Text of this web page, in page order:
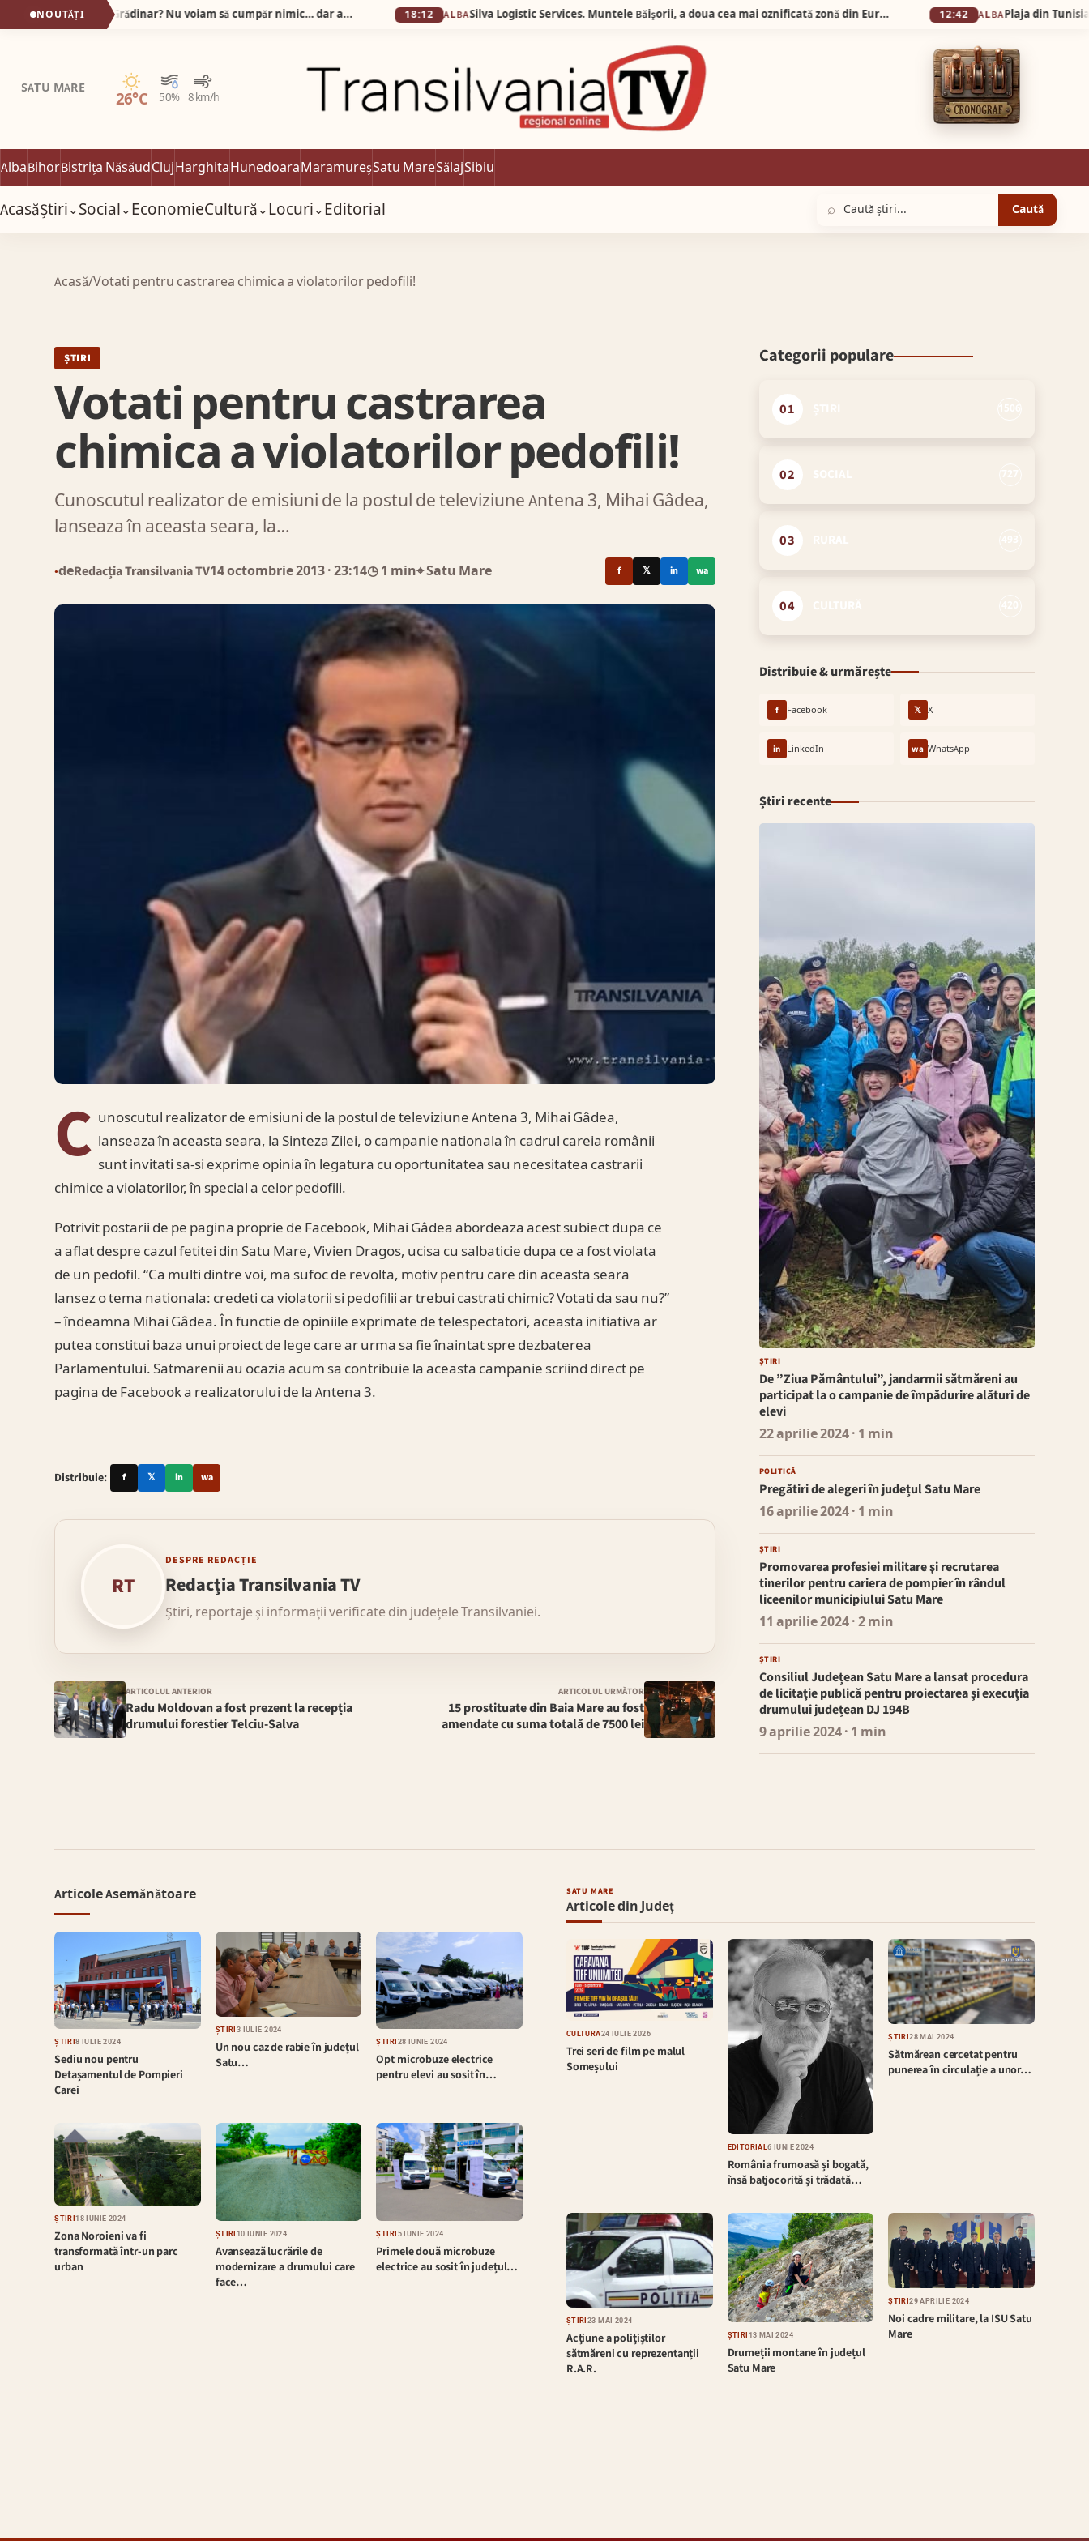
NOUTĂȚI De ce stau oamenii la rând la Tibi Grădinar? Nu voiam să cumpăr nimic… dar am plecat cu sacoșa plină! 18:12 ALBA Silva Logistic Services. Muntele Bǎişorii, a doua cea mai oznificatǎ zonǎ din Europa, un colț de rai unde sălbăticia Apusenilor întâlnește liniștea profundă a brazilor falnici. 12:42 ALBA
SATU MARE
26°C 50% 8 km/h
Senin
AlbaBihorBistrița NăsăudClujHarghitaHunedoaraMaramureșSatu MareSălajSibiu
AcasăȘtiri⌄Social⌄EconomieCultură⌄Locuri⌄Editorial ⌕ Caută
Acasă/Votati pentru castrarea chimica a violatorilor pedofili!
ȘTIRI
Votati pentru castrarea
chimica a violatorilor pedofili!
Cunoscutul realizator de emisiuni de la postul de televiziune Antena 3, Mihai Gâdea,
lanseaza în aceasta seara, la…
●deRedacția Transilvania TV14 octombrie 2013· 23:14◷ 1 min⌖ Satu Mare f 𝕏 in wa
C unoscutul realizator de emisiuni de la postul de televiziune Antena 3, Mihai Gâdea,
lanseaza în aceasta seara, la Sinteza Zilei, o campanie nationala în cadrul careia românii
sunt invitati sa-si exprime opinia în legatura cu oportunitatea sau necesitatea castrarii
chimice a violatorilor, în special a celor pedofili.
Potrivit postarii de pe pagina proprie de Facebook, Mihai Gâdea abordeaza acest subiect dupa ce
a aflat despre cazul fetitei din Satu Mare, Vivien Dragos, ucisa cu salbaticie dupa ce a fost violata
de un pedofil. “Ca multi dintre voi, ma sufoc de revolta, motiv pentru care din aceasta seara
lansez o tema nationala: credeti ca violatorii si pedofilii ar trebui castrati chimic? Votati da sau nu?”
– îndeamna Mihai Gâdea. În functie de opiniile exprimate de telespectatori, aceasta initiativa ar
putea constitui baza unui proiect de lege care ar urma sa fie înaintat spre dezbaterea
Parlamentului. Satmarenii au ocazia acum sa contribuie la aceasta campanie scriind direct pe
pagina de Facebook a realizatorului de la Antena 3.
Distribuie: f 𝕏 in wa
RT
DESPRE REDACȚIE
Redacția Transilvania TV
Știri, reportaje și informații verificate din județele Transilvaniei.
ARTICOLUL ANTERIOR
Radu Moldovan a fost prezent la recepția
drumului forestier Telciu-Salva
ARTICOLUL URMĂTOR
15 prostituate din Baia Mare au fost
amendate cu suma totală de 7500 lei
Categorii populare
01
02
03
04
Distribuie & urmărește
f Facebook 𝕏 X
in LinkedIn wa WhatsApp
Știri recente
ȘTIRI
De ”Ziua Pământului”, jandarmii sătmăreni au
participat la o campanie de împădurire alături de
elevi
22 aprilie 2024· 1 min
POLITICĂ
Pregătiri de alegeri în județul Satu Mare
16 aprilie 2024· 1 min
ȘTIRI
Promovarea profesiei militare şi recrutarea
tinerilor pentru cariera de pompier în rândul
liceenilor municipiului Satu Mare
11 aprilie 2024· 2 min
ȘTIRI
Consiliul Județean Satu Mare a lansat procedura
de licitație publică pentru proiectarea și execuția
drumului județean DJ 194B
9 aprilie 2024· 1 min
Articole Asemănătoare
ȘTIRI8 IULIE 2024
Sediu nou pentru
Detașamentul de Pompieri
Carei
ȘTIRI 3 IULIE 2024
Un nou caz de rabie în județul
Satu…
ȘTIRI 28 IUNIE 2024
Opt microbuze electrice
pentru elevi au sosit în…
ȘTIRI18 IUNIE 2024
Zona Noroieni va fi
transformată într-un parc
urban
ȘTIRI 10 IUNIE 2024
Avansează lucrările de
modernizare a drumului care
face…
ȘTIRI 5 IUNIE 2024
Primele două microbuze
electrice au sosit în județul…
SATU MARE
Articole din Județ
CULTURĂ24 IULIE 2026
Trei seri de film pe malul
Someșului
EDITORIAL6 IUNIE 2024
România frumoasă și bogată,
însă batjocorită și trădată…
ȘTIRI28 MAI 2024
Sătmărean cercetat pentru
punerea în circulație a unor…
ȘTIRI 23 MAI 2024
Acțiune a polițiștilor
sătmăreni cu reprezentanții
R.A.R.
ȘTIRI 13 MAI 2024
Drumeții montane în județul
Satu Mare
ȘTIRI29 APRILIE 2024
Noi cadre militare, la ISU Satu
Mare